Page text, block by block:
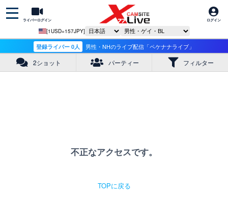
ライバーログイン ログイン
[1USD=157JPY]
登録ライバー 0人 男性・NHのライブ配信「ペケナナライブ」
2ショット パーティー フィルター
不正なアクセスです。
TOPに戻る